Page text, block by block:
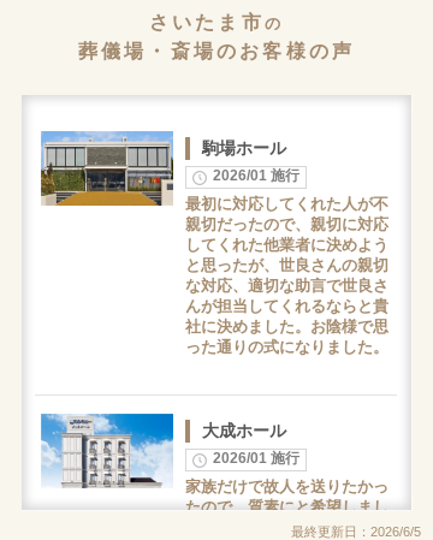
さいたま市 の
葬儀場・斎場のお客様の声
駒場ホール
2026/01 施行
最初に対応してくれた人が不
親切だったので、親切に対応
してくれた他業者に決めよう
と思ったが、世良さんの親切
な対応、適切な助言で世良さ
んが担当してくれるならと貴
社に決めました。お陰様で思
った通りの式になりました。
大成ホール
2026/01 施行
家族だけで故人を送りたかっ
たので、質素にと希望しまし
た。全てを受け入れて下さり
最終更新日：2026/6/5